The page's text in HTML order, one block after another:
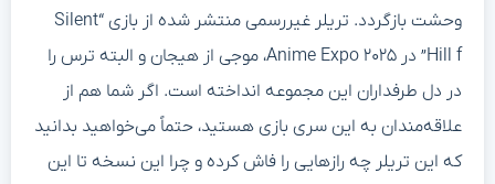
وحشت بازگردد. تریلر غیررسمی منتشر شده از بازی “Silent
Hill f” در Anime Expo ۲۰۲۵، موجی از هیجان و البته ترس را
در دل طرفداران این مجموعه انداخته است. اگر شما هم از
علاقه‌مندان به این سری بازی هستید، حتماً می‌خواهید بدانید
که این تریلر چه رازهایی را فاش کرده و چرا این نسخه تا این